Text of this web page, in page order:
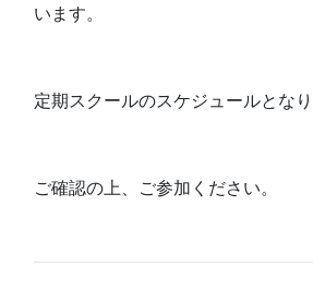
います。
定期スクールのスケジュールとなり
ご確認の上、ご参加ください。